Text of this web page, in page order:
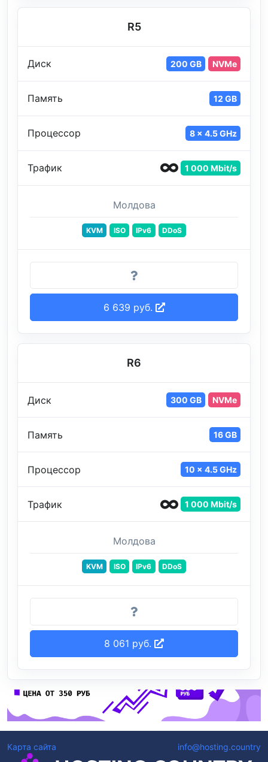
R5
Диск 200 GB NVMe
Память 12 GB
Процессор 8 x 4.5 GHz
Трафик 1 000 Mbit/s
Молдова
KVM ISO IPv6 DDoS
6 639 руб.
R6
Диск 300 GB NVMe
Память 16 GB
Процессор 10 x 4.5 GHz
Трафик 1 000 Mbit/s
Молдова
KVM ISO IPv6 DDoS
8 061 руб.
Карта сайта info@hosting.country